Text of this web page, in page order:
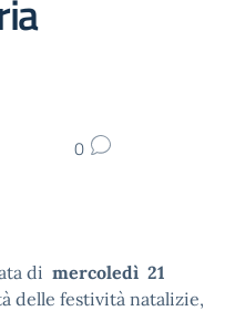
0
di mercoledì 21
delle festività natalizie,